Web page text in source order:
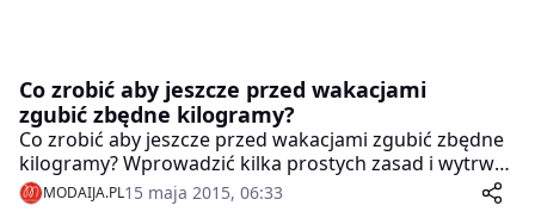
Co zrobić aby jeszcze przed wakacjami
zgubić zbędne kilogramy?
Co zrobić aby jeszcze przed wakacjami zgubić zbędne
kilogramy? Wprowadzić kilka prostych zasad i wytrwać
w nich.
MODAIJA.PL15 maja 2015, 06:33